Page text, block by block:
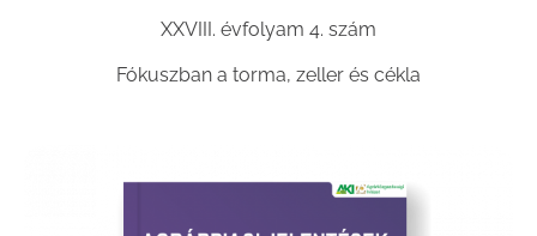
XXVIII. évfolyam 4. szám
Fókuszban a torma, zeller és cékla